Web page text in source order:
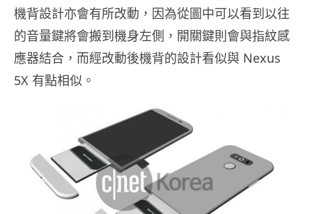
機背設計亦會有所改動，因為從圖中可以看到以往
的音量鍵將會搬到機身左側，開關鍵則會與指紋感
應器結合，而經改動後機背的設計看似與 Nexus
5X 有點相似。